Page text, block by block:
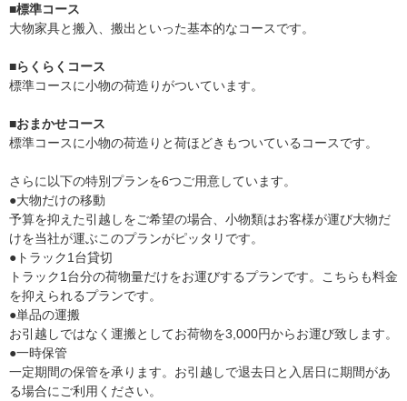
■標準コース
大物家具と搬入、搬出といった基本的なコースです。
■らくらくコース
標準コースに小物の荷造りがついています。
■おまかせコース
標準コースに小物の荷造りと荷ほどきもついているコースです。
さらに以下の特別プランを6つご用意しています。
●大物だけの移動
予算を抑えた引越しをご希望の場合、小物類はお客様が運び大物だ
けを当社が運ぶこのプランがピッタリです。
●トラック1台貸切
トラック1台分の荷物量だけをお運びするプランです。こちらも料金
を抑えられるプランです。
●単品の運搬
お引越しではなく運搬としてお荷物を3,000円からお運び致します。
●一時保管
一定期間の保管を承ります。お引越しで退去日と入居日に期間があ
る場合にご利用ください。